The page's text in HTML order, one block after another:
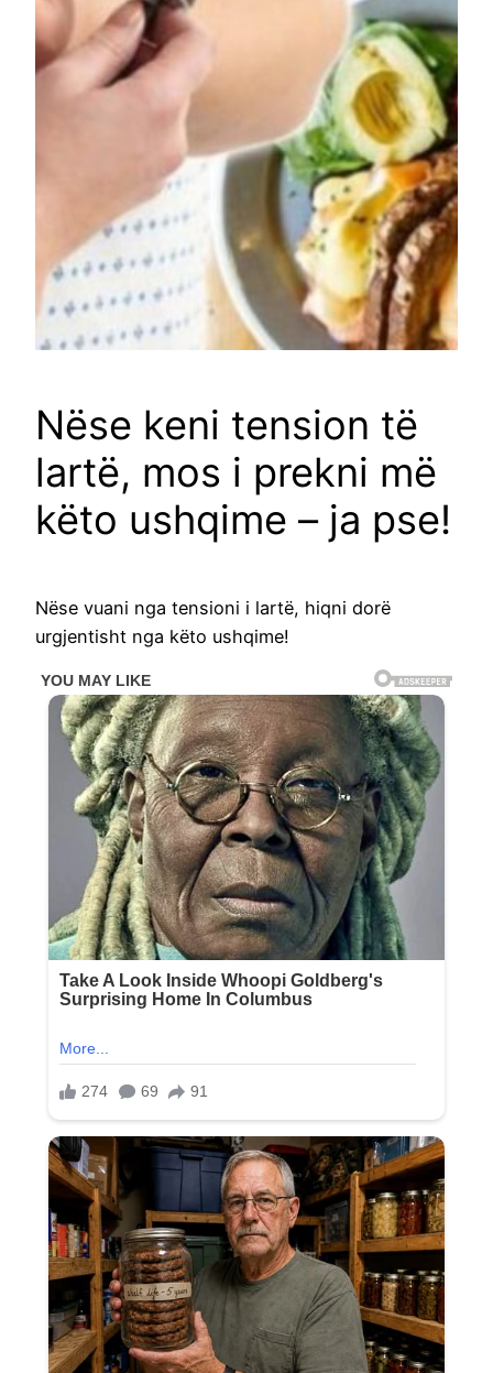
Nëse keni tension të
lartë, mos i prekni më
këto ushqime – ja pse!
Nëse vuani nga tensioni i lartë, hiqni dorë
urgjentisht nga këto ushqime!